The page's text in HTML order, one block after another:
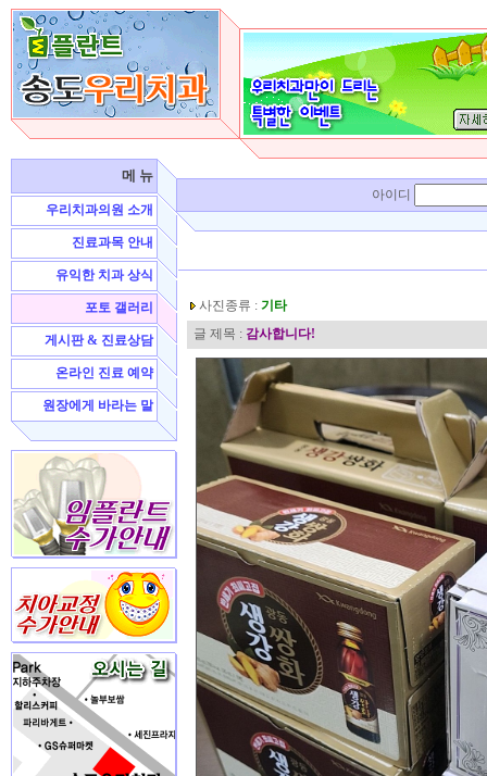
메 뉴
우리치과의원 소개
진료과목 안내
유익한 치과 상식
포토 갤러리
게시판 & 진료상담
온라인 진료 예약
원장에게 바라는 말
아이디
사진종류 : 기타
글 제목 : 감사합니다!